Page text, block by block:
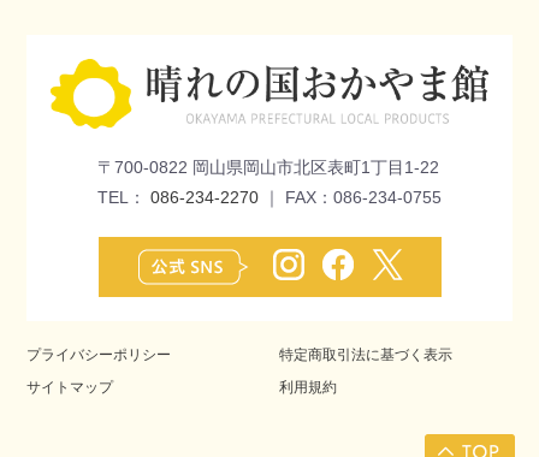
〒700-0822 岡山県岡山市北区表町1丁目1-22
TEL： 086-234-2270 ｜ FAX：086-234-0755
プライバシーポリシー
特定商取引法に基づく表示
サイトマップ
利用規約